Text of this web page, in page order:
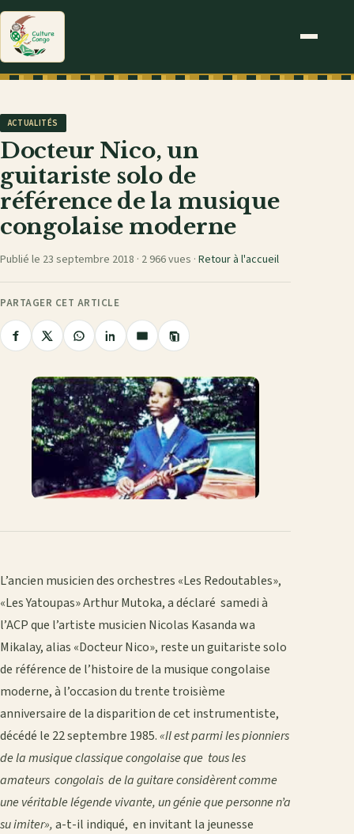
ACTUALITÉS
Docteur Nico, un
guitariste solo de
référence de la musique
congolaise moderne
Publié le 23 septembre 2018 · 2 966 vues · Retour à l'accueil
PARTAGER CET ARTICLE
Partager
Facebook
Partager
X
Partager
WhatsApp
Partager
LinkedIn
Partager
e-
mail
Copier
le
L’ancien musicien des orchestres «Les Redoutables»,
«Les Yatoupas» Arthur Mutoka, a déclaré samedi à
l’ACP que l’artiste musicien Nicolas Kasanda wa
Mikalay, alias «Docteur Nico», reste un guitariste solo
de référence de l’histoire de la musique congolaise
moderne, à l’occasion du trente troisième
anniversaire de la disparition de cet instrumentiste,
décédé le 22 septembre 1985.«Il est parmi les pionniers
de la musique classique congolaise que tous les
amateurs congolais de la guitare considèrent comme
une véritable légende vivante, un génie que personne n’a
su imiter»,a-t-il indiqué, en invitant la jeunesse